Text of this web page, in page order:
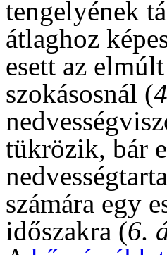
tengelyének
átlaghoz
esett az
szokásosnál (
tükrözik, bár
számára egy
időszakra (6.